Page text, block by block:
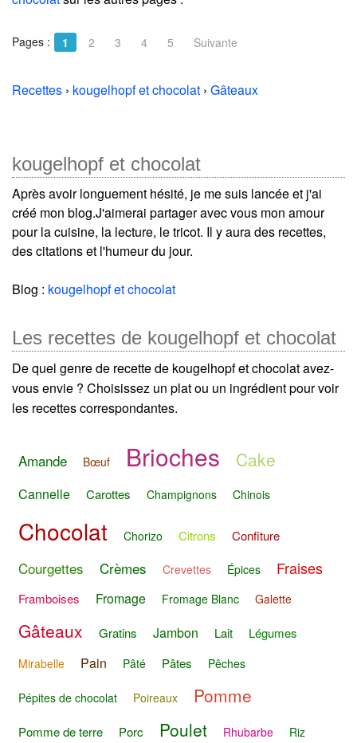
Pages : 1 2 3 4 5 Suivante
Recettes › kougelhopf et chocolat › Gâteaux
kougelhopf et chocolat
Après avoir longuement hésité, je me suis lancée et j'ai
créé mon blog.J'aimerai partager avec vous mon amour
pour la cuisine, la lecture, le tricot. Il y aura des recettes,
des citations et l'humeur du jour.
Blog : kougelhopf et chocolat
Les recettes de kougelhopf et chocolat
De quel genre de recette de kougelhopf et chocolat avez-
vous envie ? Choisissez un plat ou un ingrédient pour voir
les recettes correspondantes.
Amande Bœuf Brioches Cake
Cannelle Carottes Champignons Chinois
Chocolat Chorizo Citrons Confiture
Courgettes Crèmes Crevettes Épices Fraises
Framboises Fromage Fromage Blanc Galette
Gâteaux Gratins Jambon Lait Légumes
Mirabelle Pain Pâté Pâtes Pêches
Pépites de chocolat Poireaux Pomme
Pomme de terre Porc Poulet Rhubarbe Riz